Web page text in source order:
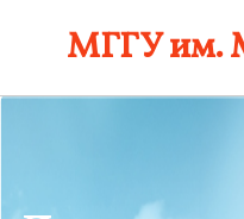
МГГУ им.